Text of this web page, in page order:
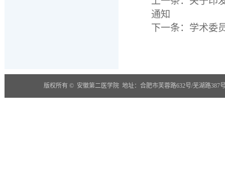
通知
下一条： 学术委
版权所有 © 安徽第二医学院 地址：合肥市芙蓉路632号/芜湖路387